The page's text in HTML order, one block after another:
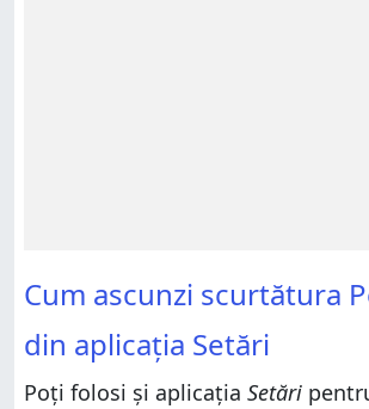
Cum ascunzi scurtătura
din aplicația Setări
Poți folosi și aplicația Setări